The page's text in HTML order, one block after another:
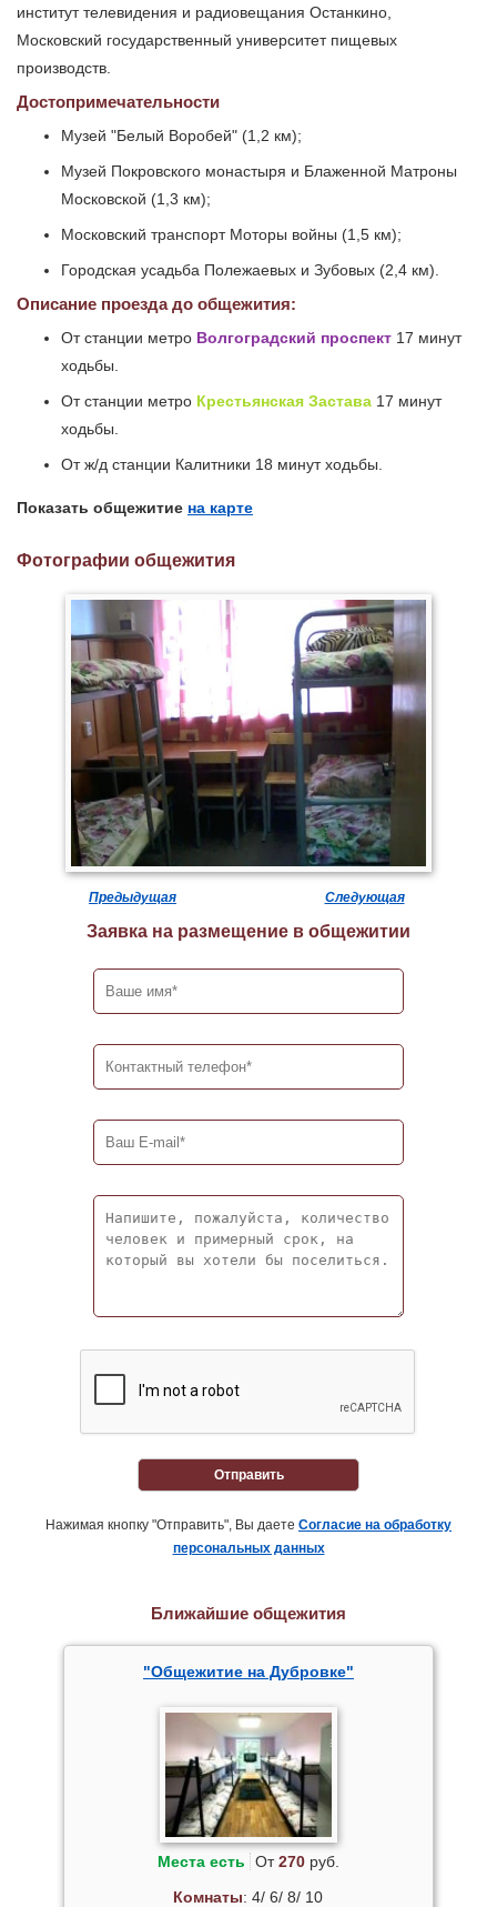
институт телевидения и радиовещания Останкино,
Московский государственный университет пищевых
производств.
Достопримечательности
Музей "Белый Воробей" (1,2 км);
Музей Покровского монастыря и Блаженной Матроны
Московской (1,3 км);
Московский транспорт Моторы войны (1,5 км);
Городская усадьба Полежаевых и Зубовых (2,4 км).
Описание проезда до общежития:
От станции метро Волгоградский проспект 17 минут
ходьбы.
От станции метро Крестьянская Застава 17 минут
ходьбы.
От ж/д станции Калитники 18 минут ходьбы.
Показать общежитие на карте
Фотографии общежития
Предыдущая Следующая
Заявка на размещение в общежитии
Отправить
Нажимая кнопку "Отправить", Вы даете Согласие на обработку
персональных данных
Ближайшие общежития
"Общежитие на Дубровке"
Места есть От270руб.
Комнаты: 4/ 6/ 8/ 10